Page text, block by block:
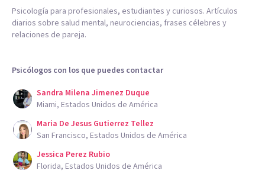
Psicología para profesionales, estudiantes y curiosos. Artículos
diarios sobre salud mental, neurociencias, frases célebres y
relaciones de pareja.
Psicólogos con los que puedes contactar
Sandra Milena Jimenez Duque
Miami, Estados Unidos de América
Maria De Jesus Gutierrez Tellez
San Francisco, Estados Unidos de América
Jessica Perez Rubio
Florida, Estados Unidos de América